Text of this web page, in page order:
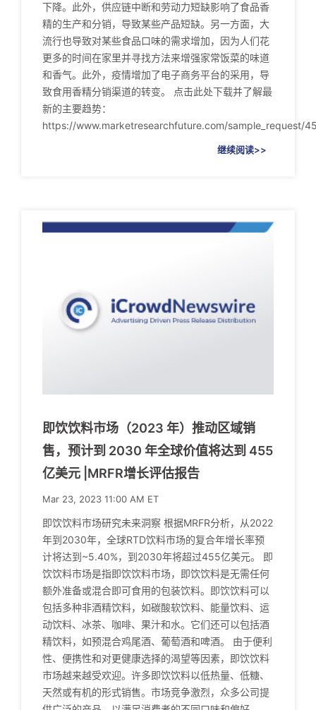
下降。此外，供应链中断和劳动力短缺影响了食品香
精的生产和分销，导致某些产品短缺。另一方面，大
流行也导致对某些食品口味的需求增加，因为人们花
更多的时间在家里并寻找方法来增强家常饭菜的味道
和香气。此外，疫情增加了电子商务平台的采用，导
致食用香精分销渠道的转变。 点击此处下载并了解最
新的主要趋势：
https://www.marketresearchfuture.com/sample_request/
继续阅读>>
即饮饮料市场（2023 年）推动区域销
售，预计到 2030 年全球价值将达到 455
亿美元 |MRFR增长评估报告
Mar 23, 2023 11:00 AM ET
即饮饮料市场研究未来洞察 根据MRFR分析，从2022
年到2030年，全球RTD饮料市场的复合年增长率预
计将达到~5.40%，到2030年将超过455亿美元。 即
饮饮料市场是指即饮饮料市场，即饮饮料是无需任何
额外准备或混合即可食用的包装饮料。即饮饮料可以
包括多种非酒精饮料，如碳酸软饮料、能量饮料、运
动饮料、冰茶、咖啡、果汁和水。它们还可以包括酒
精饮料，如预混合鸡尾酒、葡萄酒和啤酒。 由于便利
性、便携性和对更健康选择的渴望等因素，即饮饮料
市场越来越受欢迎。许多即饮饮料以低热量、低糖、
天然或有机的形式销售。市场竞争激烈，众多公司提